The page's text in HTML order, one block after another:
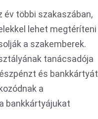
év többi szakaszában,
lehet megtéríteni
a szakemberek.
tanácsadója
és bankkártyát
a
bankkártyájukat